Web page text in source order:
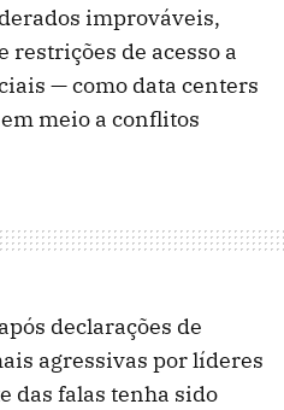
improváveis,
restrições de acesso a
— como data centers
meio a conflitos
declarações de
agressivas por líderes
das falas tenha sido